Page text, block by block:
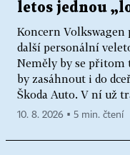
letos jednou
Koncern Volkswagen
další personální
Neměly by se přitom
by zasáhnout i do
Škoda Auto. V ní už
10. 8. 2026 ▪ 5 min. čtení